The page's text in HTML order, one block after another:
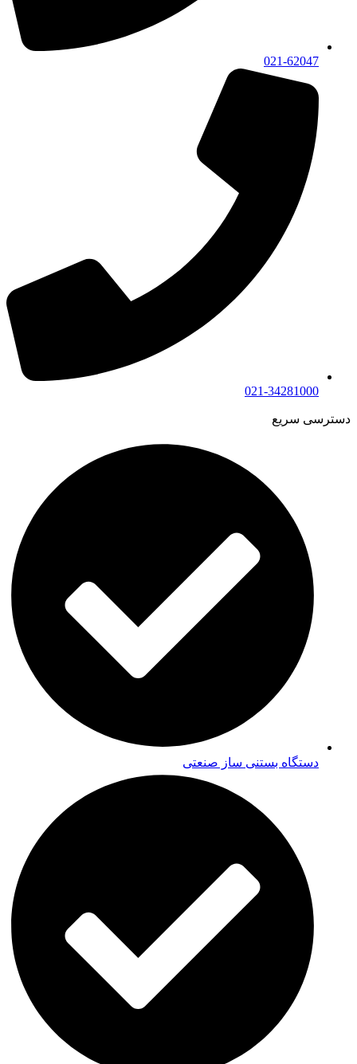
021-62047
021-34281000
دسترسی سریع
دستگاه بستنی ساز صنعتی